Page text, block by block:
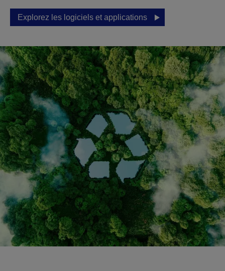
Explorez les logiciels et applications